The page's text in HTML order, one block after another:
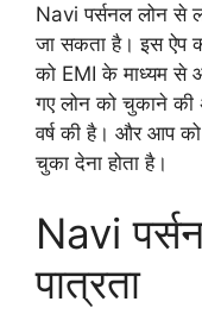
Navi पर्सनल लोन से
जा सकता है। इस ऐप
को EMI के माध्यम से
गए लोन को चुकाने की
वर्ष की है। और आप
चुका देना होता है।
Navi
पात्रता